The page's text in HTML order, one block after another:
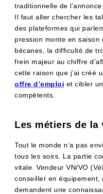
traditionnelle de
Il faut aller chercher les
des plateformes qui
pression monte en saison
bécanes, la difficulté de
frein majeur au chiffre
cette raison que j’ai créé
offre d’emploi et cibler
compétents.
Les métiers de la
Tout le monde n’a pas
tous les soirs. La partie
vitale. Vendeur VN/VO
conseiller en
demandent une